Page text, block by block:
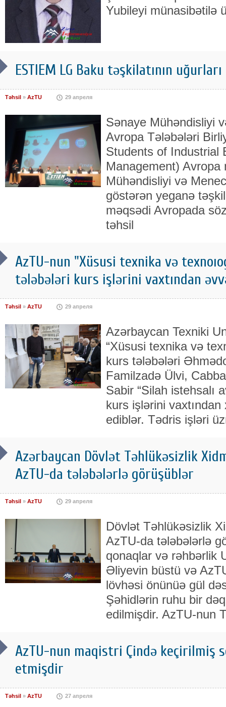
Yubileyi münasibətilə
ESTIEM LG Baku təşkilatının uğurları
Təhsil » AzTU 29 апреля
Sənaye Mühəndisliyi
Avropa Tələbələri
Students of Industrial
Management) Avropa
Mühəndisliyi və
göstərən yeganə
məqsədi Avropada
təhsil
AzTU-nun "Xüsusi texnika və
tələbələri kurs işlərini vaxtından
Təhsil » AzTU 29 апреля
Azərbaycan Texniki
“Xüsusi texnika və
kurs tələbələri
Familzadə Ülvi,
Sabir “Silah istehsalı
kurs işlərini
ediblər. Tədris işləri
Azərbaycan Dövlət Təhlükəsizlik
AzTU-da tələbələrlə görüşüblər
Təhsil » AzTU 29 апреля
Dövlət Təhlükəsizlik
AzTU-da tələbələrlə
qonaqlar və rəhbərlik
Əliyevin büstü və
lövhəsi önünüə gül
Şəhidlərin ruhu bir
edilmişdir. AzTU-nun
AzTU-nun maqistri Çində keçirilmiş
etmişdir
Təhsil » AzTU 27 апреля